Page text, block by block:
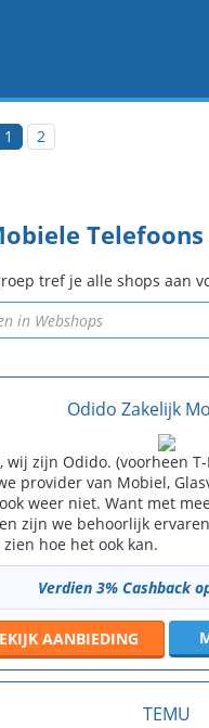
1 2
Telefoons
tref je alle shops aan
Odido Zakelijk
wij zijn Odido. (voorheen
provider van Mobiel,
weer niet. Want met
zijn we behoorlijk
hoe het ook kan.
Verdien 3% Cashback
AANBIEDING
TEMU